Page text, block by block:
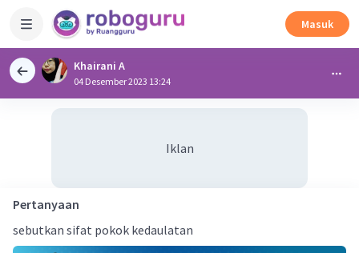
Masuk
Khairani A
04 Desember 2023 13:24
Iklan
Pertanyaan
sebutkan sifat pokok kedaulatan